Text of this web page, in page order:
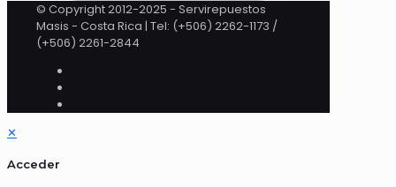
© Copyright 2012-2025 - Servirepuestos
Masis - Costa Rica | Tel: (+506) 2262-1173 /
(+506) 2261-2844
✕
Acceder